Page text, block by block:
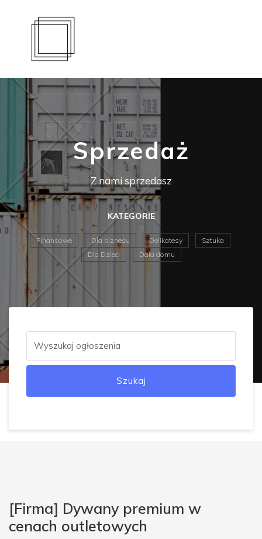
Sprzedaż
Z nami sprzedasz
KATEGORIE
Finansowe Dla biznesu Delikatesy
Sztuka
Dla Dzieci
Dala domu
Szukaj
[Firma] Dywany premium w
cenach outletowych